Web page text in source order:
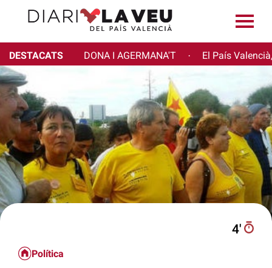
DESTACATS DONA I AGERMANA'T · El País
4′
Política